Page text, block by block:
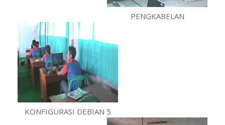
PENGKABELAN
KONFIGURASI DEBIAN 5